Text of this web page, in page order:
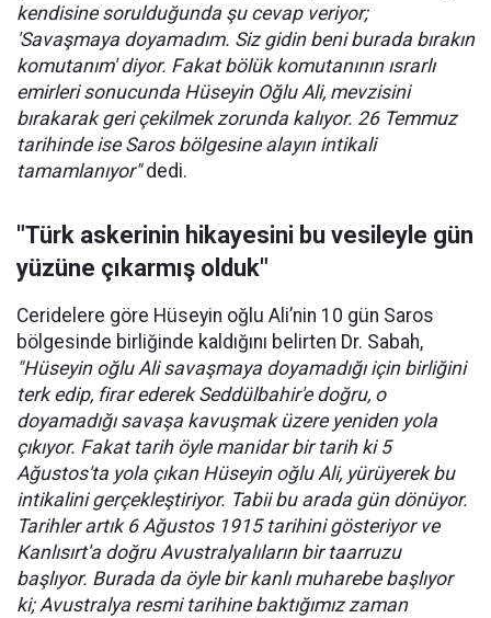
kendisine sorulduğunda şu cevap veriyor;
'Savaşmaya doyamadım. Siz gidin beni burada bırakın
komutanım' diyor. Fakat bölük komutanının ısrarlı
emirleri sonucunda Hüseyin Oğlu Ali, mevzisini
bırakarak geri çekilmek zorunda kalıyor. 26 Temmuz
tarihinde ise Saros bölgesine alayın intikali
tamamlanıyor"dedi.
"Türk askerinin hikayesini bu vesileyle gün
yüzüne çıkarmış olduk"
Ceridelere göre Hüseyin oğlu Ali’nin 10 gün Saros
bölgesinde birliğinde kaldığını belirten Dr. Sabah,
"Hüseyin oğlu Ali savaşmaya doyamadığı için birliğini
terk edip, firar ederek Seddülbahir'e doğru, o
doyamadığı savaşa kavuşmak üzere yeniden yola
çıkıyor. Fakat tarih öyle manidar bir tarih ki 5
Ağustos'ta yola çıkan Hüseyin oğlu Ali, yürüyerek bu
intikalini gerçekleştiriyor. Tabii bu arada gün dönüyor.
Tarihler artık 6 Ağustos 1915 tarihini gösteriyor ve
Kanlısırt'a doğru Avustralyalıların bir taarruzu
başlıyor. Burada da öyle bir kanlı muharebe başlıyor
ki; Avustralya resmi tarihine baktığımız zaman